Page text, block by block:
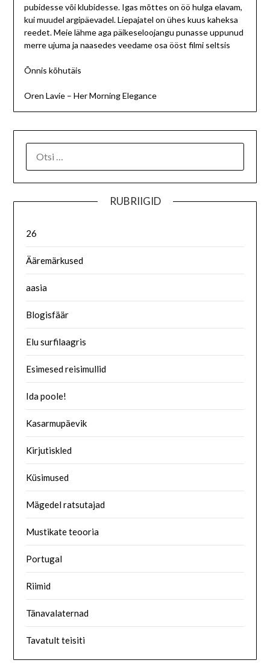
pubidesse või klubidesse. Igas mõttes on öö hulga elavam,
kui muudel argipäevadel. Liepajatel on ühes kuus kaheksa
reedet. Meie lähme aga päikeseloojangu punasse uppunud
merre ujuma ja naasedes veedame osa ööst filmi seltsis
Õnnis kõhutäis
Oren Lavie – Her Morning Elegance
RUBRIIGID
26
Ääremärkused
aasia
Blogisfäär
Elu surfilaagris
Esimesed reisimullid
Ida poole!
Kasarmupäevik
Kirjutiskled
Küsimused
Mägedel ratsutajad
Mustikate teooria
Portugal
Riimid
Tänavalaternad
Tavatult teisiti